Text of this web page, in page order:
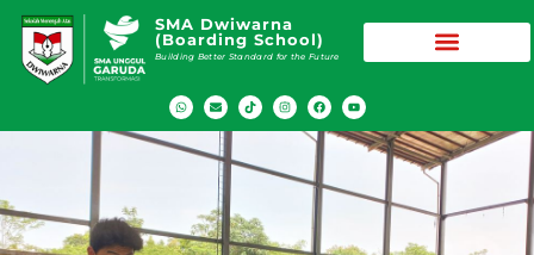
SMA Dwiwarna
(Boarding School)
Building Better Standard for the Future